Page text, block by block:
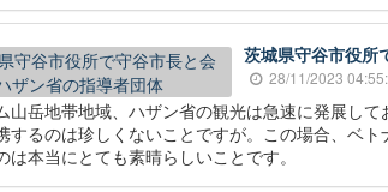
茨城県守谷市役所
28/11/2023
山岳地帯地域、ハザン省の観光は急速に発展し
するのは珍しくないことですが。この場合、ベ
は本当にとても素晴らしいことです。